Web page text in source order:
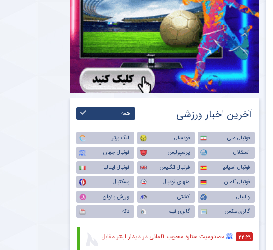
آخرین اخبار ورزشی همه
فوتبال ملی فوتسال
لیگ برتر
استقلال
پرسپولیس
فوتبال جهان
فوتبال اسپانیا
فوتبال انگلیس
فوتبال ایتالیا
فوتبال آلمان
منهای فوتبال
بسکتبال
والیبال
کشتی
ورزش بانوان
گالری عکس
گالری فیلم دکه
۲۲:۲۹ مصدومیت ستاره محبوب آلمانی در دیدار اینتر مقابل میلان